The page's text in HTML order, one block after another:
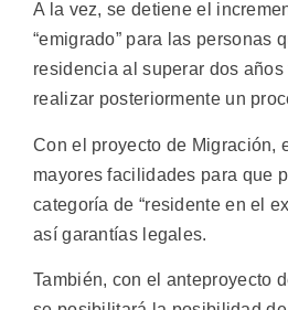
A la vez, se detiene el
“emigrado” para las personas
residencia al superar dos
realizar posteriormente un
Con el proyecto de Migración,
mayores facilidades para que
categoría de “residente en el
así garantías legales.
También, con el anteproyecto